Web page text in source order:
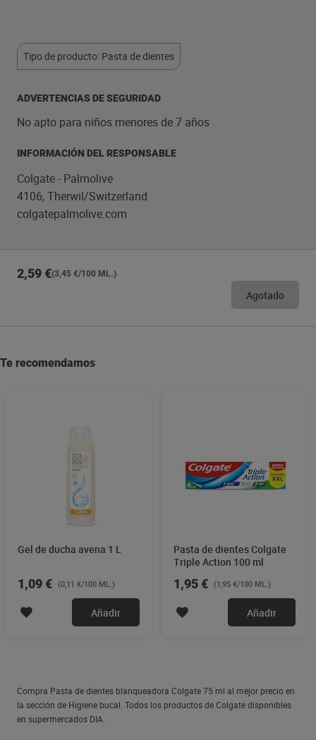
acción elimina 10 veces más manchas de la superficie
que un dentífrico con flúor convencional. ¡Las ventajas
no acaban aquí! Esta pasta de dientes blanqueadora es
caries y elimina la placa bacteriana. *Elimina las
manchas superficiales.
Tipo de producto: Pasta de dientes
ADVERTENCIAS DE SEGURIDAD
No apto para niños menores de 7 años
INFORMACIÓN DEL RESPONSABLE
Colgate - Palmolive
4106, Therwil/Switzerland
colgatepalmolive.com
2,59 €(3,45 €/100 ML.)
Agotado
Te recomendamos
Gel de ducha avena 1 L
1,09 € (0,11 €/100 ML.)
Añadir
Pasta de dientes Colgate
Triple Action 100 ml
1,95 € (1,95 €/100 ML.)
Añadir
Compra Pasta de dientes blanqueadora Colgate 75 ml al mejor precio en
la sección de Higiene bucal. Todos los productos de Colgate disponibles
en supermercados DIA.